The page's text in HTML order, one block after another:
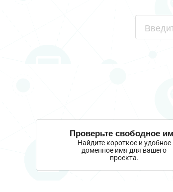
Проверьте свободное
Найдите короткое и удобное
доменное имя для вашего
проекта.